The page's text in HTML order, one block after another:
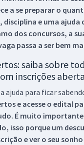
a se preparar o
e uma ajuda
dos concursos, a
passa a ser bem
saiba sobre
inscrições
ajuda para ficar
e acesse o edital
É muito
isso porque um
e ver o seu